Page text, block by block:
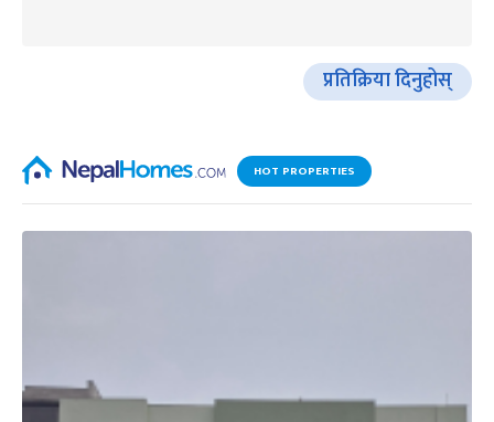
प्रतिक्रिया दिनुहोस्
HOT PROPERTIES